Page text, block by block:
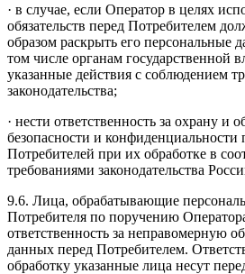
· в случае, если Оператор в целях
обязательств перед Потребителем
образом раскрыть его персональные
том числе органам государственной
указанные действия с соблюдением
законодательства;
· нести ответственность за охрану и
безопасности и
Потребителей при их обработке в
требованиями законодательства
9.6. Лица, обрабатывающие
Потребителя по поручению
ответственность за неправомерную
данных перед Потребителем.
обработку указанные лица несут